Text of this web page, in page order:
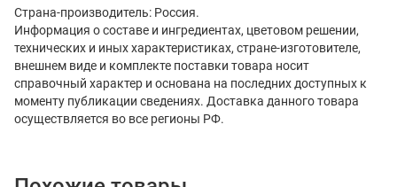
Страна-производитель: Россия.
Информация о составе и ингредиентах, цветовом решении,
технических и иных характеристиках, стране-изготовителе,
внешнем виде и комплекте поставки товара носит
справочный характер и основана на последних доступных к
моменту публикации сведениях. Доставка данного товара
осуществляется во все регионы РФ.